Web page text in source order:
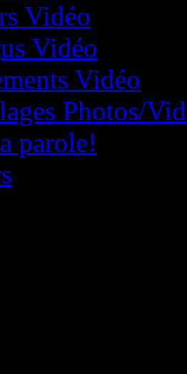
Vidéo
Vidéo
Vidéo
Photos/
parole!